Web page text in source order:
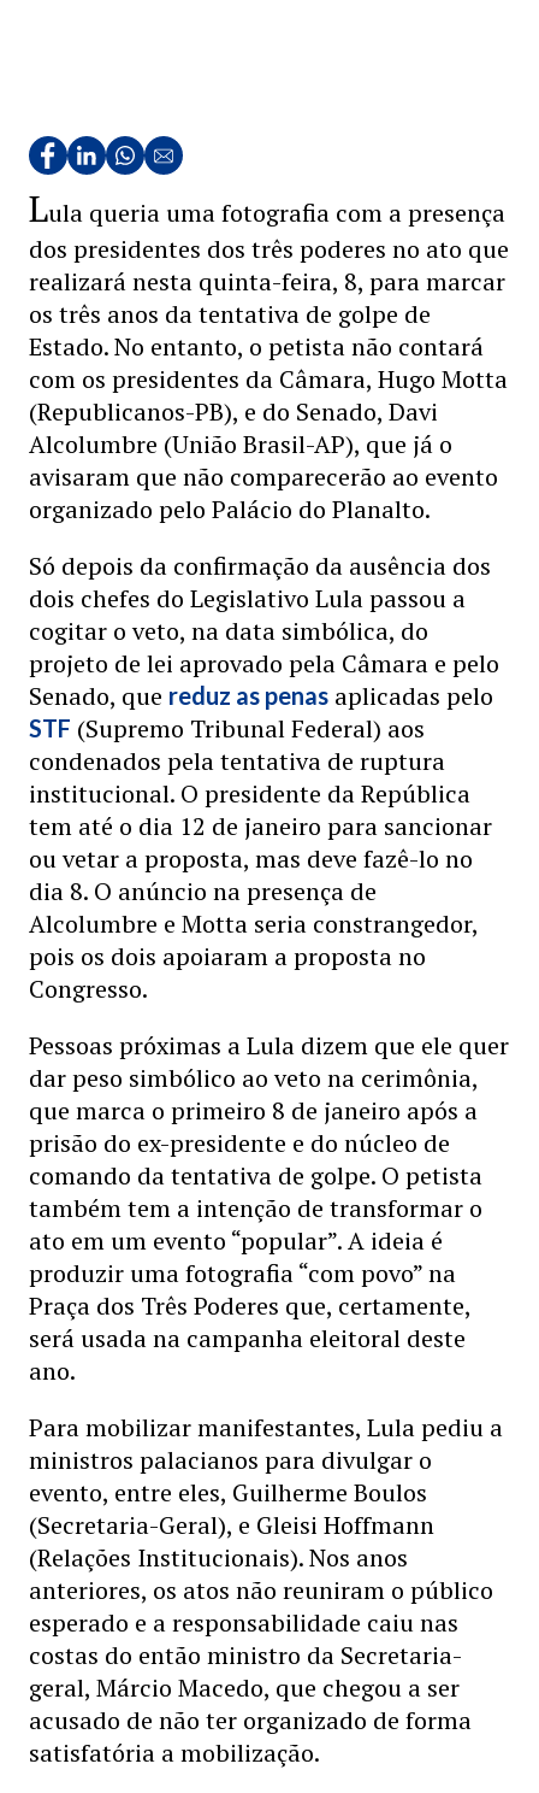
Lula queria uma fotografia com a presença
dos presidentes dos três poderes no ato que
realizará nesta quinta-feira, 8, para marcar
os três anos da tentativa de golpe de
Estado. No entanto, o petista não contará
com os presidentes da Câmara, Hugo Motta
(Republicanos-PB), e do Senado, Davi
Alcolumbre (União Brasil-AP), que já o
avisaram que não comparecerão ao evento
organizado pelo Palácio do Planalto.
Só depois da confirmação da ausência dos
dois chefes do Legislativo Lula passou a
cogitar o veto, na data simbólica, do
projeto de lei aprovado pela Câmara e pelo
Senado, que reduz as penas aplicadas pelo
STF (Supremo Tribunal Federal) aos
condenados pela tentativa de ruptura
institucional. O presidente da República
tem até o dia 12 de janeiro para sancionar
ou vetar a proposta, mas deve fazê-lo no
dia 8. O anúncio na presença de
Alcolumbre e Motta seria constrangedor,
pois os dois apoiaram a proposta no
Congresso.
Pessoas próximas a Lula dizem que ele quer
dar peso simbólico ao veto na cerimônia,
que marca o primeiro 8 de janeiro após a
prisão do ex-presidente e do núcleo de
comando da tentativa de golpe. O petista
também tem a intenção de transformar o
ato em um evento “popular”. A ideia é
produzir uma fotografia “com povo” na
Praça dos Três Poderes que, certamente,
será usada na campanha eleitoral deste
ano.
Para mobilizar manifestantes, Lula pediu a
ministros palacianos para divulgar o
evento, entre eles, Guilherme Boulos
(Secretaria-Geral), e Gleisi Hoffmann
(Relações Institucionais). Nos anos
anteriores, os atos não reuniram o público
esperado e a responsabilidade caiu nas
costas do então ministro da Secretaria-
geral, Márcio Macedo, que chegou a ser
acusado de não ter organizado de forma
satisfatória a mobilização.